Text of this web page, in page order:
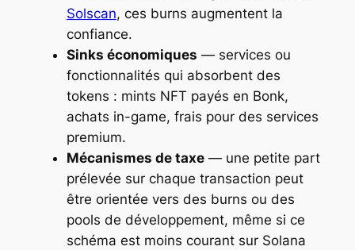
Solscan, ces burns augmentent la
confiance.
Sinks économiques — services ou
fonctionnalités qui absorbent des
tokens : mints NFT payés en Bonk,
achats in-game, frais pour des services
premium.
Mécanismes de taxe— une petite part
prélevée sur chaque transaction peut
être orientée vers des burns ou des
pools de développement, même si ce
schéma est moins courant sur Solana